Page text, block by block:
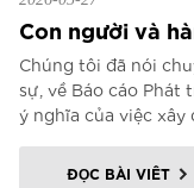
Con người và
Chúng tôi đã nói
sự, về Báo cáo Phát
ý nghĩa của việc
ĐỌC BÀI VIẾT